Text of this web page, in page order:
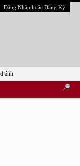
Đăng Nhập hoặc Đăng Ký
ảnh